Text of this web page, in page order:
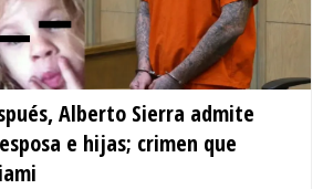
Alberto Sierra admite
e hijas; crimen que